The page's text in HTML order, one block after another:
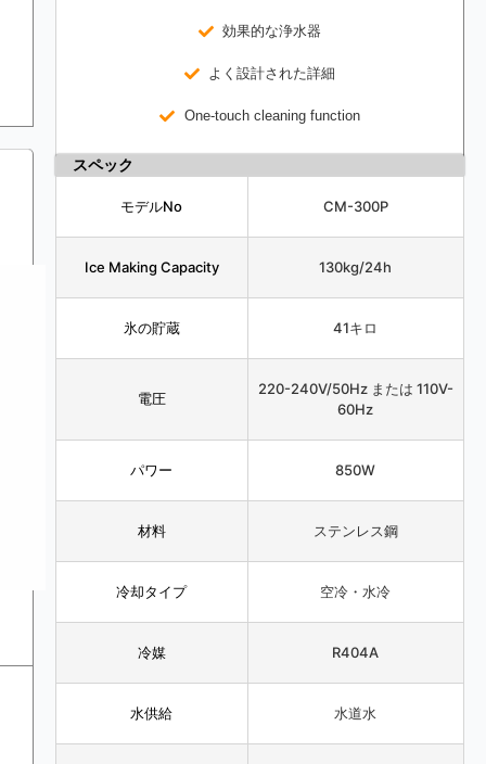
効果的な浄水器
よく設計された詳細
One-touch cleaning function
スペック
モデルNo CM-300P
Ice Making Capacity 130kg/24h
氷の貯蔵 41キロ
電圧
220-240V/50Hz または 110V-
60Hz
パワー 850W
材料 ステンレス鋼
冷却タイプ 空冷・水冷
冷媒 R404A
水供給 水道水